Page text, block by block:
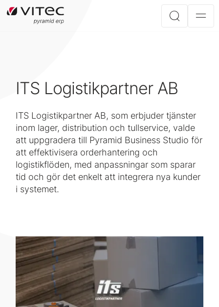
ITS Logistikpartner AB
ITS Logistikpartner AB, som erbjuder tjänster
inom lager, distribution och tullservice, valde
att uppgradera till Pyramid Business Studio för
att effektivisera orderhantering och
logistikflöden, med anpassningar som sparar
tid och gör det enkelt att integrera nya kunder
i systemet.